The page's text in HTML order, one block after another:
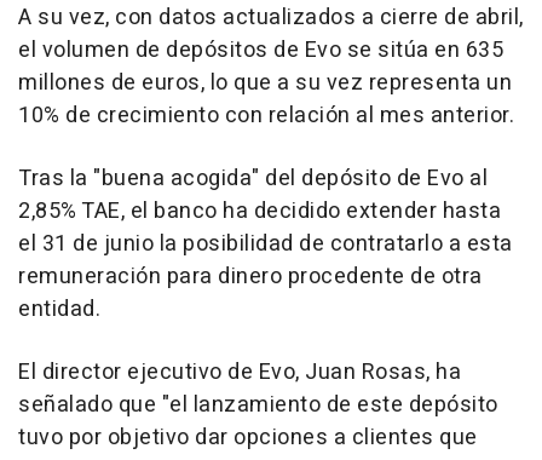
A su vez, con datos actualizados a cierre de abril,
el volumen de depósitos de Evo se sitúa en 635
millones de euros, lo que a su vez representa un
10% de crecimiento con relación al mes anterior.
Tras la "buena acogida" del depósito de Evo al
2,85% TAE, el banco ha decidido extender hasta
el 31 de junio la posibilidad de contratarlo a esta
remuneración para dinero procedente de otra
entidad.
El director ejecutivo de Evo, Juan Rosas, ha
señalado que "el lanzamiento de este depósito
tuvo por objetivo dar opciones a clientes que